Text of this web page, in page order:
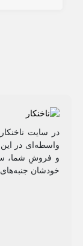
در سایت
واسطه‌ای در این
و فروشِ شما،
خودشان جنبه‌های